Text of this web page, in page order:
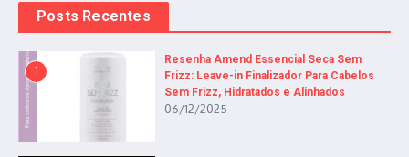
Posts Recentes
1
Resenha Amend Essencial Seca Sem
Frizz: Leave-in Finalizador Para Cabelos
Sem Frizz, Hidratados e Alinhados
06/12/2025